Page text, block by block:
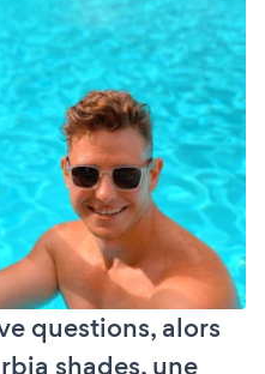
questions, alors
shades, une